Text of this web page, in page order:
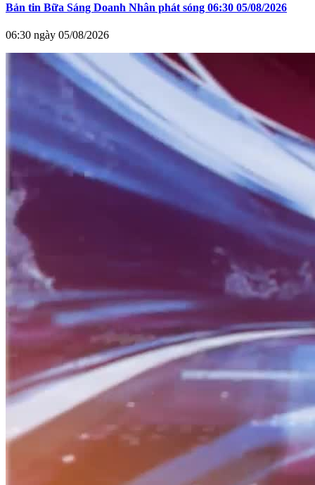
Bản tin Bữa Sáng Doanh Nhân phát sóng 06:30 05/08/2026
06:30 ngày 05/08/2026